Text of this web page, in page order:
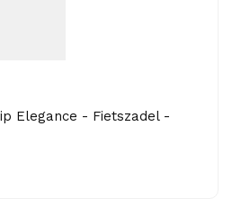
Elegance - Fietszadel -